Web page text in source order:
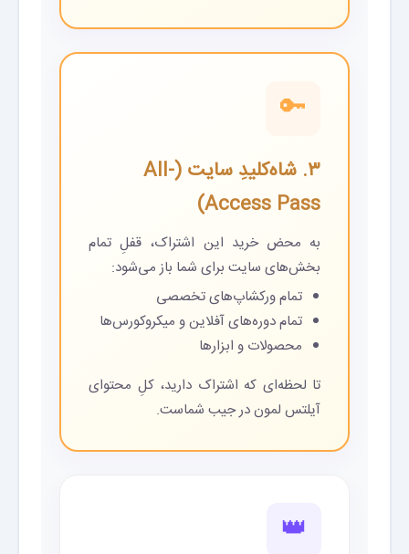
🔑
۳. شاه‌کلیدِ سایت (All-
Access Pass)
به محض خرید این اشتراک، قفلِ تمام
بخش‌های سایت برای شما باز می‌شود:
تمام ورکشاپ‌های تخصصی
تمام دوره‌های آفلاین و میکروکورس‌ها
محصولات و ابزارها
تا لحظه‌ای که اشتراک دارید، کلِ محتوای
آیلتس لمون در جیب شماست.
👑